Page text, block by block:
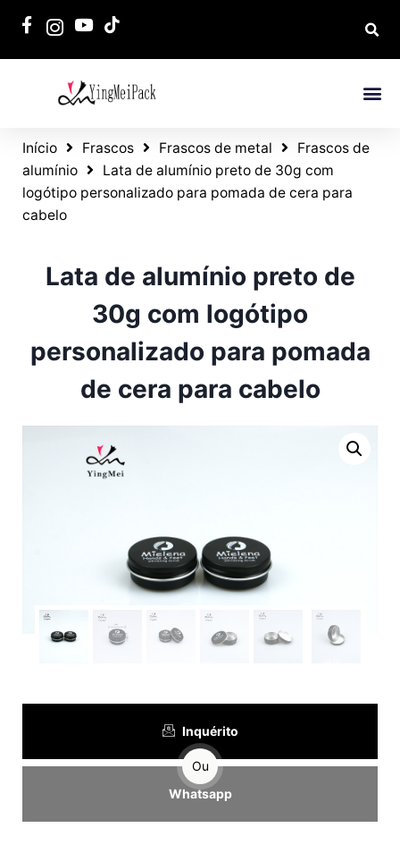
Início Frascos Frascos de metal
Frascos de
alumínio
Lata de alumínio preto de 30g com
logótipo personalizado para pomada de cera para
cabelo
Lata de alumínio preto de
30g com logótipo
personalizado para pomada
de cera para cabelo
Inquérito
Ou
Whatsapp